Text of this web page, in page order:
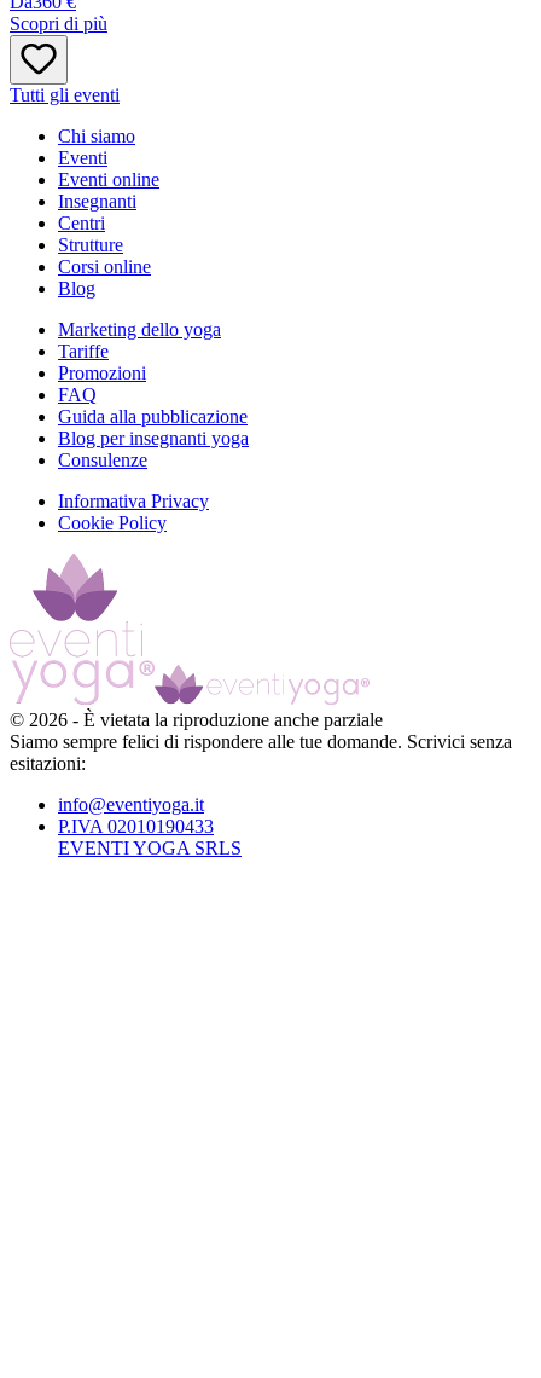
Scopri di più
Tutti gli eventi
Chi siamo
Eventi
Eventi online
Insegnanti
Centri
Strutture
Corsi online
Blog
Marketing dello yoga
Tariffe
Promozioni
FAQ
Guida alla pubblicazione
Blog per insegnanti yoga
Consulenze
Informativa Privacy
Cookie Policy
© 2026 - È vietata la riproduzione anche parziale
Siamo sempre felici di rispondere alle tue domande. Scrivici senza
esitazioni:
info@eventiyoga.it
P.IVA 02010190433
EVENTI YOGA SRLS